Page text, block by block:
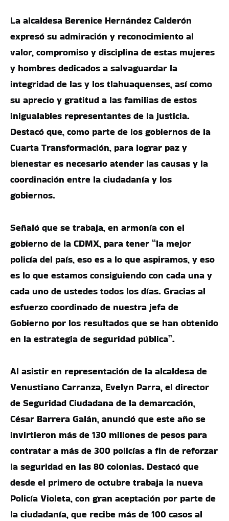
La alcaldesa Berenice Hernández Calderón
expresó su admiración y reconocimiento al
valor, compromiso y disciplina de estas mujeres
y hombres dedicados a salvaguardar la
integridad de las y los tlahuaquenses, así como
su aprecio y gratitud a las familias de estos
inigualables representantes de la justicia.
Destacó que, como parte de los gobiernos de la
Cuarta Transformación, para lograr paz y
bienestar es necesario atender las causas y la
coordinación entre la ciudadanía y los
gobiernos.
Señaló que se trabaja, en armonía con el
gobierno de la CDMX, para tener “la mejor
policía del país, eso es a lo que aspiramos, y eso
es lo que estamos consiguiendo con cada una y
cada uno de ustedes todos los días. Gracias al
esfuerzo coordinado de nuestra jefa de
Gobierno por los resultados que se han obtenido
en la estrategia de seguridad pública”.
Al asistir en representación de la alcaldesa de
Venustiano Carranza, Evelyn Parra, el director
de Seguridad Ciudadana de la demarcación,
César Barrera Galán, anunció que este año se
invirtieron más de 130 millones de pesos para
contratar a más de 300 policías a fin de reforzar
la seguridad en las 80 colonias. Destacó que
desde el primero de octubre trabaja la nueva
Policía Violeta, con gran aceptación por parte de
la ciudadanía, que recibe más de 100 casos al